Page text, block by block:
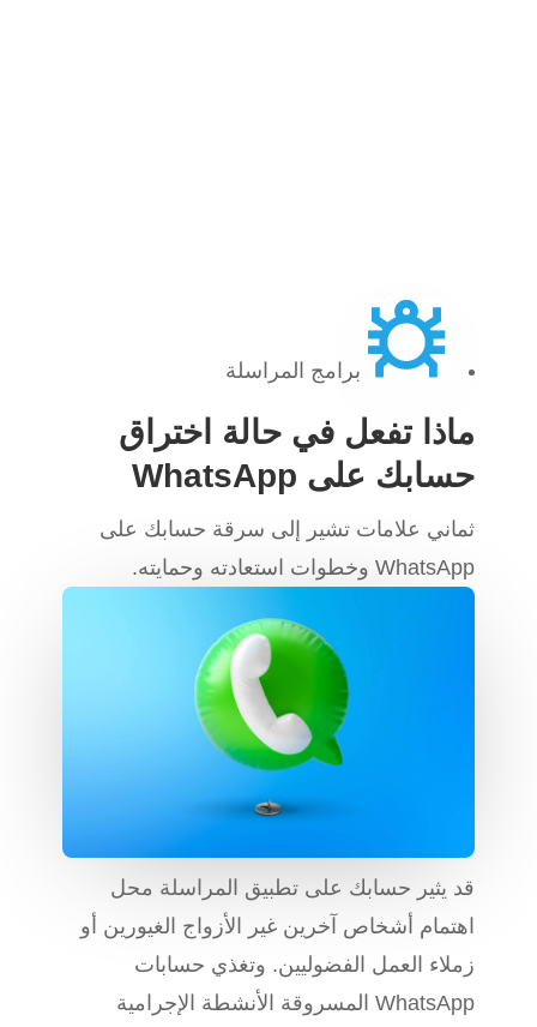
برامج المراسلة
ماذا تفعل في حالة اختراق
حسابك على WhatsApp
ثماني علامات تشير إلى سرقة حسابك على
WhatsApp وخطوات استعادته وحمايته.
قد يثير حسابك على تطبيق المراسلة محل
اهتمام أشخاص آخرين غير الأزواج الغيورين أو
زملاء العمل الفضوليين. وتغذي حسابات
WhatsApp المسروقة الأنشطة الإجرامية